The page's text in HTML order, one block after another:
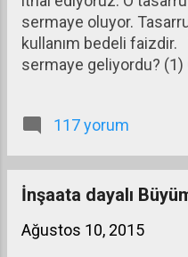
sermaye oluyor.
kullanım bedeli faizdir.
sermaye geliyordu?
likidite bolluğu tavan
faizler yüksekti
ülkesindeki enflasyon
kendi ülkesindeki sıfır
117 yorum
İnşaata dayalı
Ağustos 10, 2015